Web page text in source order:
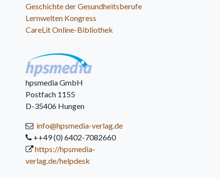
Geschichte der Gesundheitsberufe
Lernwelten Kongress
CareLit Online-Bibliothek
hpsmedia GmbH
Postfach 1155
D-35406 Hungen
info@hpsmedia-verlag.de
++49 (0) 6402-7082660
https://hpsmedia-
verlag.de/helpdesk